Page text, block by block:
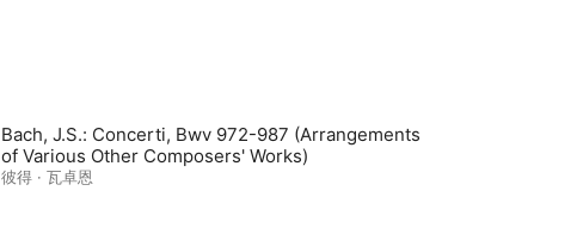
Bach, J.S.: Concerti, Bwv 972-987 (Arrangements
of Various Other Composers' Works)
彼得 · 瓦卓恩